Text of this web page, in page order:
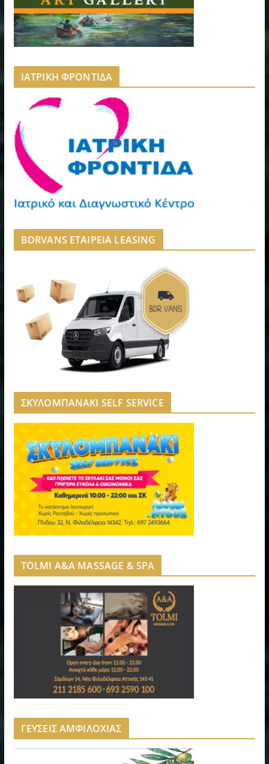
ΙΑΤΡΙΚΗ ΦΡΟΝΤΙΔΑ
BDRVANS ΕΤΑΙΡΕΙΑ LEASING
ΣΚΥΛΟΜΠΑΝΑΚΙ SELF SERVICE
TOLMI A&A MASSAGE & SPA
ΓΕΥΣΕΙΣ ΑΜΦΙΛΟΧΙΑΣ